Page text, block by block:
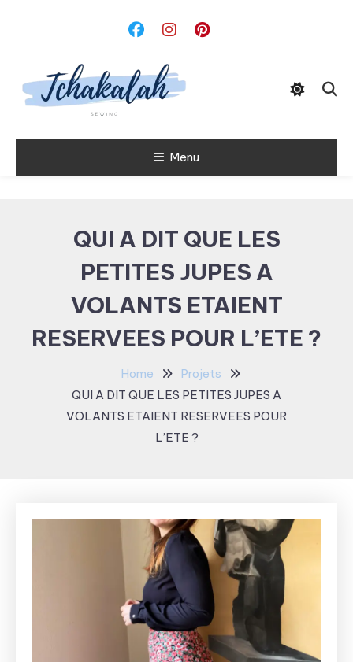
Tchakalah Menu
QUI A DIT QUE LES
PETITES JUPES A
VOLANTS ETAIENT
RESERVEES POUR L’ETE ?
Home
Projets
QUI A DIT QUE LES PETITES JUPES A
VOLANTS ETAIENT RESERVEES POUR
L’ETE ?